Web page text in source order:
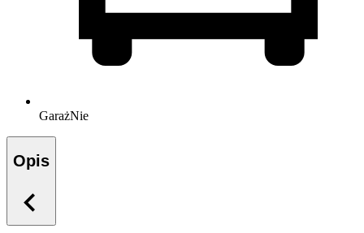
GarażNie
Opis